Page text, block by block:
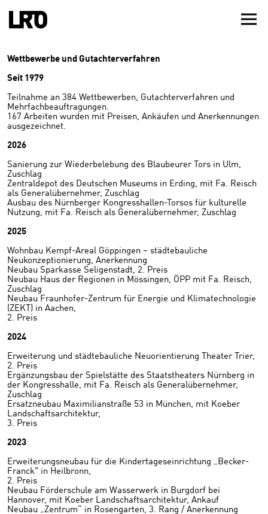
Wettbewerbe und Gutachterverfahren
Seit 1979
Teilnahme an 384 Wettbewerben, Gutachterverfahren und
Mehrfachbeauftragungen.
167 Arbeiten wurden mit Preisen, Ankäufen und Anerkennungen
ausgezeichnet.
2026
Sanierung zur Wiederbelebung des Blaubeurer Tors in Ulm,
Zuschlag
Zentraldepot des Deutschen Museums in Erding, mit Fa. Reisch
als Generalübernehmer, Zuschlag
Ausbau des Nürnberger Kongresshallen-Torsos für kulturelle
Nutzung, mit Fa. Reisch als Generalübernehmer, Zuschlag
2025
Wohnbau Kempf-Areal Göppingen – städtebauliche
Neukonzeptionierung, Anerkennung
Neubau Sparkasse Seligenstadt, 2. Preis
Neubau Haus der Regionen in Mössingen, ÖPP mit Fa. Reisch,
Zuschlag
Neubau Fraunhofer-Zentrum für Energie und Klimatechnologie
(ZEKT) in Aachen,
2. Preis
2024
Erweiterung und städtebauliche Neuorientierung Theater Trier,
2. Preis
Ergänzungsbau der Spielstätte des Staatstheaters Nürnberg in
der Kongresshalle, mit Fa. Reisch als Generalübernehmer,
Zuschlag
Ersatzneubau Maximilianstraße 53 in München, mit Koeber
Landschaftsarchitektur,
3. Preis
2023
Erweiterungsneubau für die Kindertageseinrichtung „Becker-
Franck" in Heilbronn,
2. Preis
Neubau Förderschule am Wasserwerk in Burgdorf bei
Hannover, mit Koeber Landschaftsarchitektur, Ankauf
Neubau „Zentrum“ in Rosengarten, 3. Rang / Anerkennung